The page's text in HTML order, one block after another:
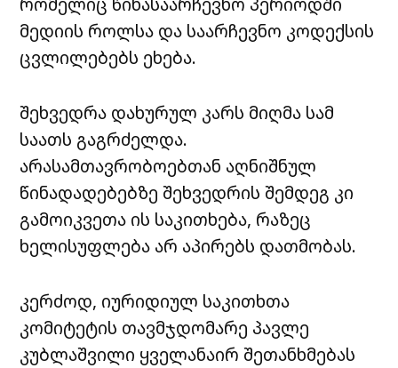
მედიის როლსა და საარჩევნო კოდექსის
ცვლილებებს ეხება.
შეხვედრა დახურულ კარს მიღმა სამ
საათს გაგრძელდა.
არასამთავრობოებთან აღნიშნულ
წინადადებებზე შეხვედრის შემდეგ კი
გამოიკვეთა ის საკითხება, რაზეც
ხელისუფლება არ აპირებს დათმობას.
კერძოდ, იურიდიულ საკითხთა
კომიტეტის თავმჯდომარე პავლე
კუბლაშვილი ყველანაირ შეთანხმებას